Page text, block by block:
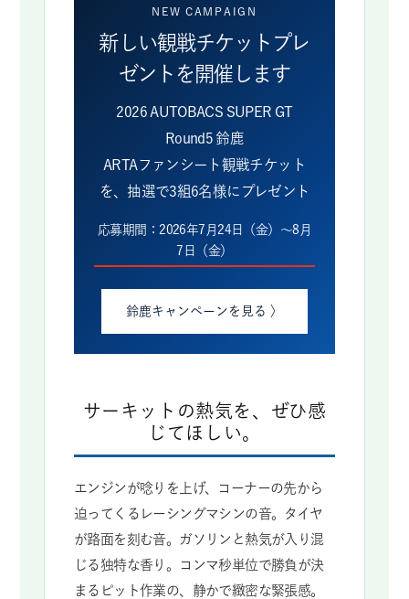
NEW CAMPAIGN
新しい観戦チケットプレ
ゼントを開催します
2026 AUTOBACS SUPER GT
Round5 鈴鹿
ARTAファンシート観戦チケット
を、抽選で3組6名様にプレゼント
応募期間：2026年7月24日（金）～8月
7日（金）
鈴鹿キャンペーンを見る 〉
サーキットの熱気を、ぜひ感
じてほしい。
エンジンが唸りを上げ、コーナーの先から
迫ってくるレーシングマシンの音。タイヤ
が路面を刻む音。ガソリンと熱気が入り混
じる独特な香り。コンマ秒単位で勝負が決
まるピット作業の、静かで緻密な緊張感。